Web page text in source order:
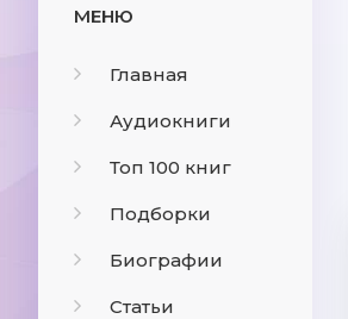
МЕНЮ
Главная
Аудиокниги
Топ 100 книг
Подборки
Биографии
Статьи